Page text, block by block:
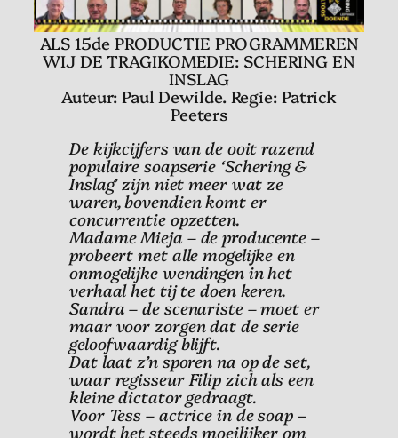
ALS 15de PRODUCTIE PROGRAMMEREN
WIJ DE TRAGIKOMEDIE: SCHERING EN
INSLAG
Auteur: Paul Dewilde. Regie: Patrick
Peeters
De kijkcijfers van de ooit razend
populaire soapserie ‘Schering &
Inslag’ zijn niet meer wat ze
waren, bovendien komt er
concurrentie opzetten.
Madame Mieja – de producente –
probeert met alle mogelijke en
onmogelijke wendingen in het
verhaal het tij te doen keren.
Sandra – de scenariste – moet er
maar voor zorgen dat de serie
geloofwaardig blijft.
Dat laat z’n sporen na op de set,
waar regisseur Filip zich als een
kleine dictator gedraagt.
Voor Tess – actrice in de soap –
wordt het steeds moeilijker om